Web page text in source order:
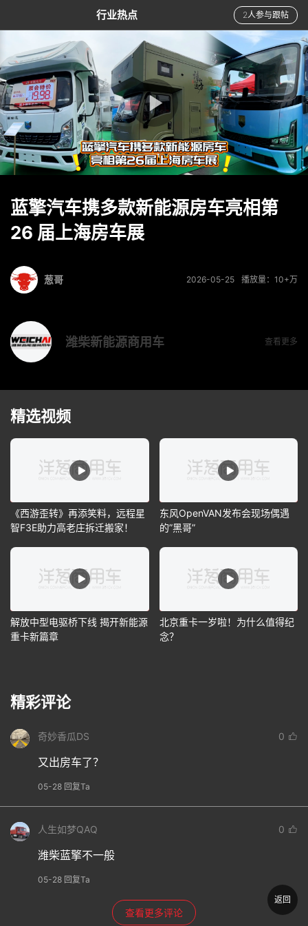
行业热点 2人参与跟帖
蓝擎汽车携多款新能源房车亮相第
26 届上海房车展
播放量：10+万
2026-05-25
葱哥
潍柴新能源商用车 查看更多
精选视频
《西游歪转》再添笑料，远程星
智F3E助力高老庄拆迁搬家！
东风OpenVAN发布会现场偶遇
的”黑哥”
解放中型电驱桥下线 揭开新能源
重卡新篇章
北京重卡一岁啦！为什么值得纪
念？
精彩评论
奇妙香瓜DS 0
又出房车了？
05-28 回复Ta
人生如梦QAQ 0
潍柴蓝擎不一般
05-28 回复Ta
查看更多评论
返回